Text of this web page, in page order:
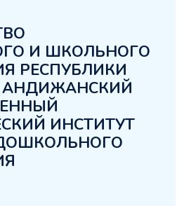
И ШКОЛЬНОГО
РЕСПУБЛИКИ
АНДИЖАНСКИЙ
ИНСТИТУТ